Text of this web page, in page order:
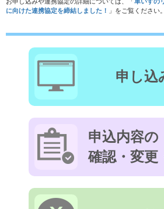
に向けた連携協定を締結しました！
」をご覧ください。
申し込
申込内容の
確認・変更